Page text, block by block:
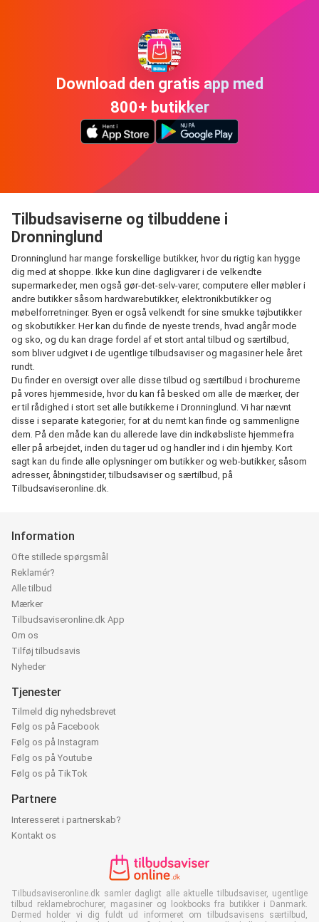
Download den gratis app med
800+ butikker
Tilbudsaviserne og tilbuddene i
Dronninglund
Dronninglund har mange forskellige butikker, hvor du rigtig kan hygge
dig med at shoppe. Ikke kun dine dagligvarer i de velkendte
supermarkeder, men også gør-det-selv-varer, computere eller møbler i
andre butikker såsom hardwarebutikker, elektronikbutikker og
møbelforretninger. Byen er også velkendt for sine smukke tøjbutikker
og skobutikker. Her kan du finde de nyeste trends, hvad angår mode
og sko, og du kan drage fordel af et stort antal tilbud og særtilbud,
som bliver udgivet i de ugentlige tilbudsaviser og magasiner hele året
rundt.
Du finder en oversigt over alle disse tilbud og særtilbud i brochurerne
på vores hjemmeside, hvor du kan få besked om alle de mærker, der
er til rådighed i stort set alle butikkerne i Dronninglund. Vi har nævnt
disse i separate kategorier, for at du nemt kan finde og sammenligne
dem. På den måde kan du allerede lave din indkøbsliste hjemmefra
eller på arbejdet, inden du tager ud og handler ind i din hjemby. Kort
sagt kan du finde alle oplysninger om butikker og web-butikker, såsom
adresser, åbningstider, tilbudsaviser og særtilbud, på
Tilbudsaviseronline.dk.
Information
Ofte stillede spørgsmål
Reklamér?
Alle tilbud
Mærker
Tilbudsaviseronline.dk App
Om os
Tilføj tilbudsavis
Nyheder
Tjenester
Tilmeld dig nyhedsbrevet
Følg os på Facebook
Følg os på Instagram
Følg os på Youtube
Følg os på TikTok
Partnere
Interesseret i partnerskab?
Kontakt os
Tilbudsaviseronline.dk samler dagligt alle aktuelle tilbudsaviser, ugentlige
tilbud reklamebrochurer, magasiner og lookbooks fra butikker i Danmark.
Dermed holder vi dig fuldt ud informeret om tilbudsavisens særtilbud,